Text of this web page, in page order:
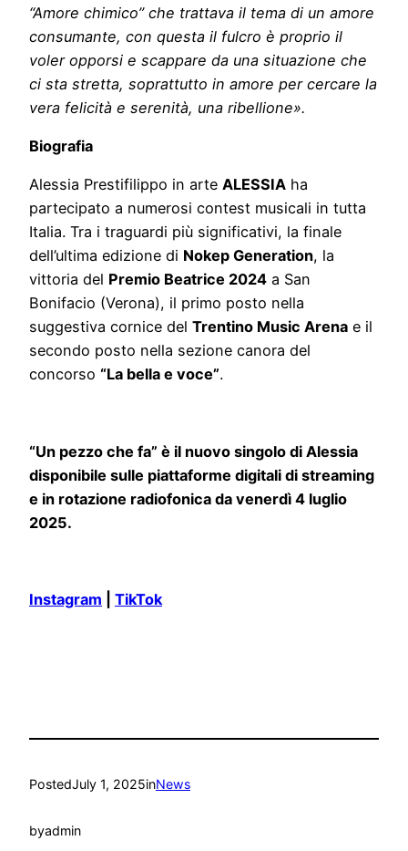
“Amore chimico” che trattava il tema di un amore
consumante, con questa il fulcro è proprio il
voler opporsi e scappare da una situazione che
ci sta stretta, soprattutto in amore per cercare la
vera felicità e serenità, una ribellione».
Biografia
Alessia Prestifilippo in arte ALESSIA ha
partecipato a numerosi contest musicali in tutta
Italia. Tra i traguardi più significativi, la finale
dell’ultima edizione di Nokep Generation, la
vittoria del Premio Beatrice 2024 a San
Bonifacio (Verona), il primo posto nella
suggestiva cornice del Trentino Music Arena e il
secondo posto nella sezione canora del
concorso “La bella e voce”.
“Un pezzo che fa” è il nuovo singolo di Alessia
disponibile sulle piattaforme digitali di streaming
e in rotazione radiofonica da venerdì 4 luglio
2025.
Instagram TikTok
PostedJuly 1, 2025inNews
byadmin